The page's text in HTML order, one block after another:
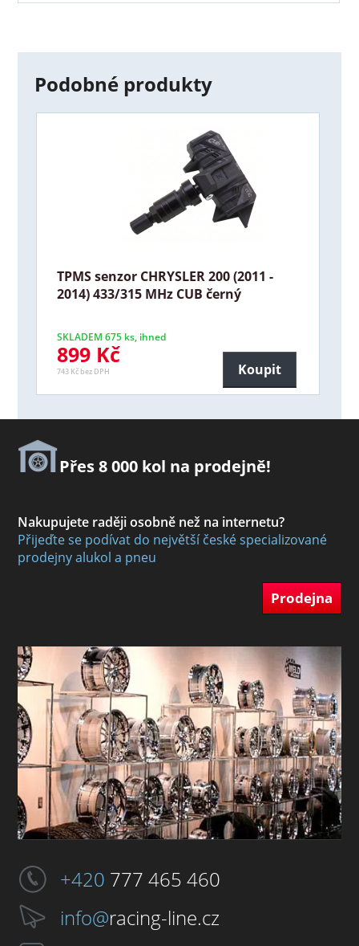
Podobné produkty
TPMS senzor CHRYSLER 200 (2011 -
2014) 433/315 MHz CUB černý
SKLADEM 675 ks, ihned
899 Kč
743 Kč bez DPH Koupit
Přes 8 000 kol na prodejně!
Nakupujete raději osobně než na internetu?
Přijeďte se podívat do největší české specializované
prodejny alukol a pneu
Prodejna
+420 777 465 460
info@racing-line.cz